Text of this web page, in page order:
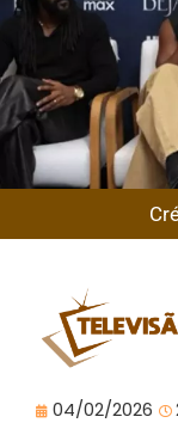
04/02/2026